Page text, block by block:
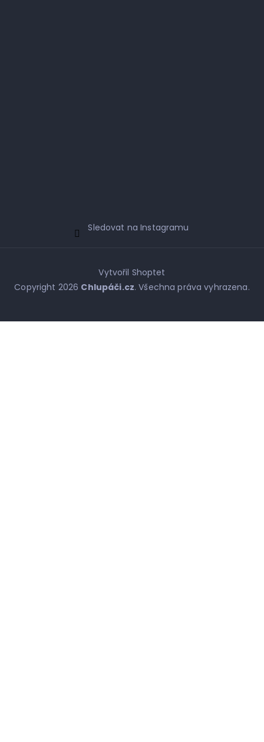
Sledovat na Instagramu
Vytvořil Shoptet
Copyright 2026 Chlupáči.cz. Všechna práva vyhrazena.